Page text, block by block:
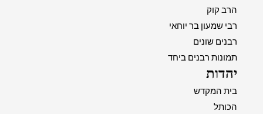
הרב קוק
רבי שמעון בר יוחאי
רבנים שונים
תמונות רבנים ביחד
יהדות
בית המקדש
הכותל